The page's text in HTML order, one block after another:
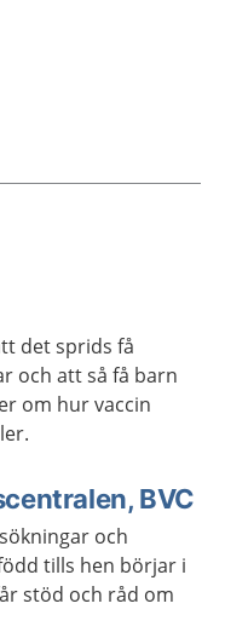
det sprids få
och att så få barn
BVC
och
tills hen börjar i
stöd och råd om